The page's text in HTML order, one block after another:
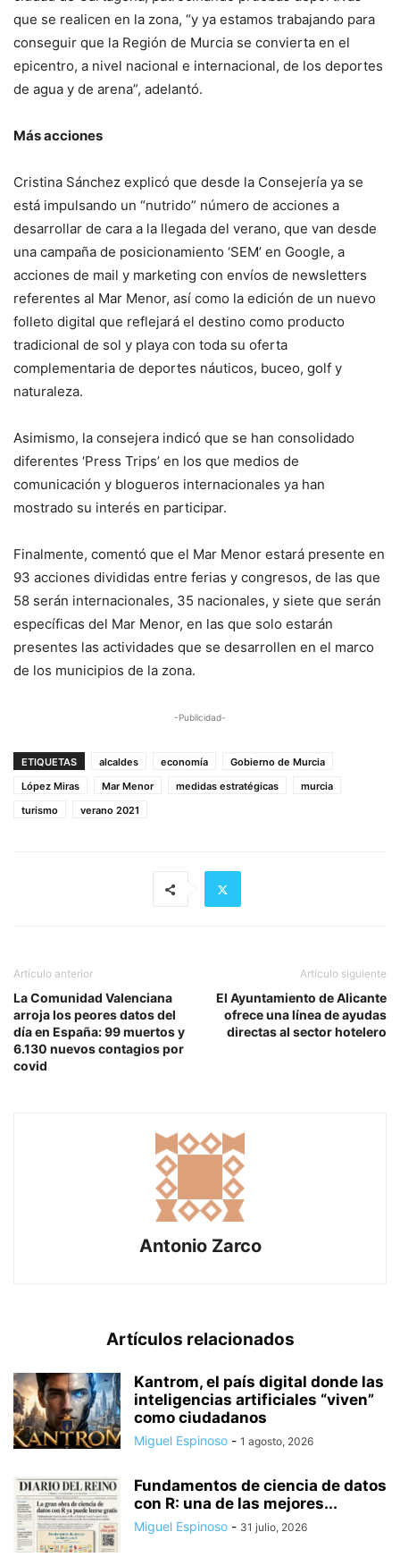
que se realicen en la zona, “y ya estamos trabajando para
conseguir que la Región de Murcia se convierta en el
epicentro, a nivel nacional e internacional, de los deportes
de agua y de arena”, adelantó.
Más acciones
Cristina Sánchez explicó que desde la Consejería ya se
está impulsando un “nutrido” número de acciones a
desarrollar de cara a la llegada del verano, que van desde
una campaña de posicionamiento ‘SEM’ en Google, a
acciones de mail y marketing con envíos de newsletters
referentes al Mar Menor, así como la edición de un nuevo
folleto digital que reflejará el destino como producto
tradicional de sol y playa con toda su oferta
complementaria de deportes náuticos, buceo, golf y
naturaleza.
Asimismo, la consejera indicó que se han consolidado
diferentes ‘Press Trips’ en los que medios de
comunicación y blogueros internacionales ya han
mostrado su interés en participar.
Finalmente, comentó que el Mar Menor estará presente en
93 acciones divididas entre ferias y congresos, de las que
58 serán internacionales, 35 nacionales, y siete que serán
específicas del Mar Menor, en las que solo estarán
presentes las actividades que se desarrollen en el marco
de los municipios de la zona.
-Publicidad-
ETIQUETAS alcaldes economía
Gobierno de Murcia
López Miras
Mar Menor medidas estratégicas
murcia
turismo
verano 2021
Artículo anterior
La Comunidad Valenciana
arroja los peores datos del
día en España: 99 muertos y
6.130 nuevos contagios por
covid
Artículo siguiente
El Ayuntamiento de Alicante
ofrece una línea de ayudas
directas al sector hotelero
Antonio Zarco
Artículos relacionados
Kantrom, el país digital donde las
inteligencias artificiales “viven”
como ciudadanos
Miguel Espinoso - 1 agosto, 2026
Fundamentos de ciencia de datos
con R: una de las mejores...
Miguel Espinoso - 31 julio, 2026